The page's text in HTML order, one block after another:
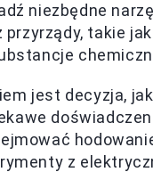
niezbędne
takie
jest decyzja,
z